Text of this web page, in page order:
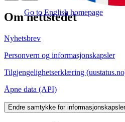
Go to English homepage
Om nettstedet
Nyhetsbrev
Personvern og informasjonskapsler
Tilgjengelighetserklæring
Åpne data (API)
Endre samtykke for informasjonskapsler